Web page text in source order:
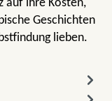
auf ihre Kosten,
Geschichten
lieben.